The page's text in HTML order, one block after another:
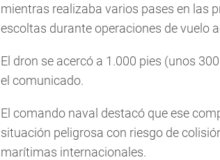
mientras realizaba varios pases en las
escoltas durante operaciones de vuelo
El dron se acercó a 1.000 pies (unos
el comunicado.
El comando naval destacó que ese
situación peligrosa con riesgo de
marítimas internacionales.